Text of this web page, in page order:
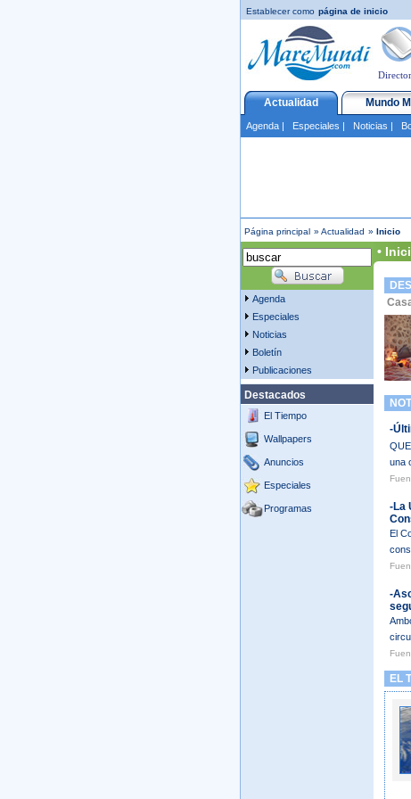
Establecer como página de inicio
Actualidad Mundo
Agenda | Especiales | Noticias |
Página principal » Actualidad » Inicio
Agenda
Especiales
Noticias
Boletín
Publicaciones
Destacados
El Tiempo
Wallpapers
Anuncios
Especiales
Programas
•
-
una
-La
El
-
EL